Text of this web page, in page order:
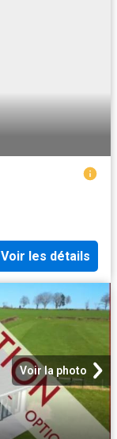
Voir les détails
Voir la photo